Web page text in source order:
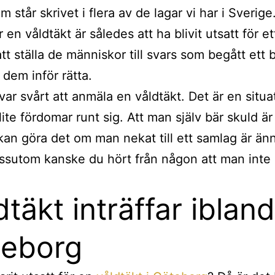
står skrivet i flera av de lagar vi har i
en våldtäkt är således att ha blivit utsatt för
ställa de människor till svars som begått ett
inför rätta.
svårt att anmäla en våldtäkt. Det är en
fördomar runt sig. Att man själv bär skuld
göra det om man nekat till ett samlag är
kanske du hört från någon att man inte
inträffar